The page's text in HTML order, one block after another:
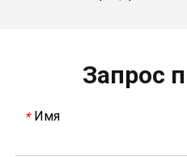
Запрос
* Имя